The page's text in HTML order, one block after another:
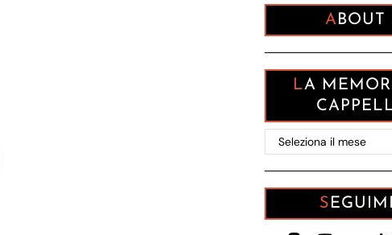
LA MEMORIA DEL
memoria
del
Cappellaio